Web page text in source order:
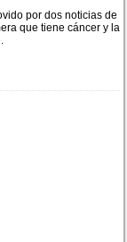
por dos noticias de
que tiene cáncer y la